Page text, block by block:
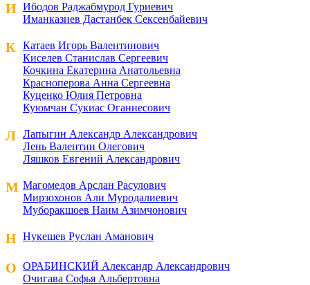
И Ибодов Раджабмурод Гуриевич
Иманказиев Дастанбек Сексенбайевич
К
Катаев Игорь Валентинович
Киселев Станислав Сергеевич
Кочкина Екатерина Анатольевна
Красноперова Анна Сергеевна
Куценко Юлия Петровна
Куюмчан Сукиас Оганнесович
Л Лапыгин Александр Александрович
Лень Валентин Олегович
Ляшков Евгений Александрович
М Магомедов Арслан Расулович
Мирзохонов Али Муродалиевич
Муборакшоев Наим Азимчонович
Н Нукешев Руслан Аманович
О ОРАБИНСКИЙ Александр Александрович
Очигава Софья Альбертовна